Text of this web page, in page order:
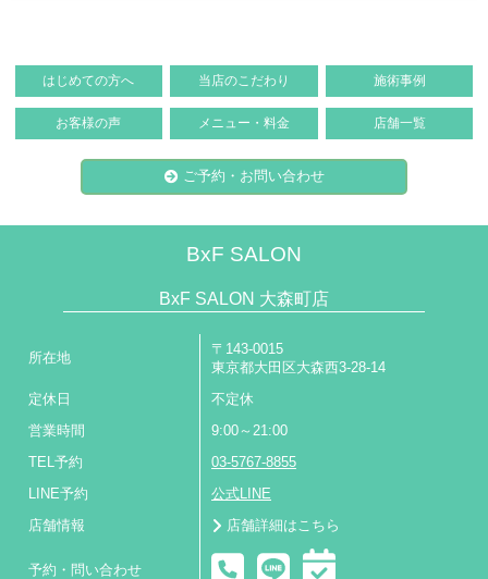
はじめての方へ 当店のこだわり 施術事例
お客様の声 メニュー・料金 店舗一覧
ご予約・お問い合わせ
BxF SALON
BxF SALON 大森町店
所在地
〒143-0015
東京都大田区大森西3-28-14
定休日 不定休
営業時間 9:00～21:00
TEL予約 03-5767-8855
LINE予約 公式LINE
店舗情報 店舗詳細はこちら
予約・問い合わせ